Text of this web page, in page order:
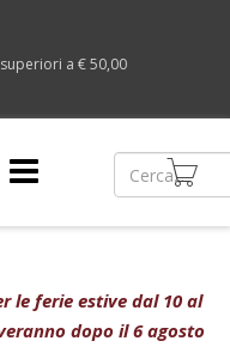
a € 50,00
le ferie estive dal 10 al
dopo il 6 agosto